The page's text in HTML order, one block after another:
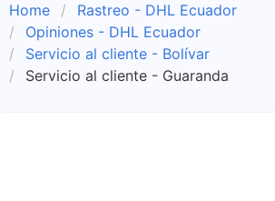
Home
Rastreo - DHL Ecuador
Opiniones - DHL Ecuador
Servicio al cliente - Bolívar
Servicio al cliente - Guaranda